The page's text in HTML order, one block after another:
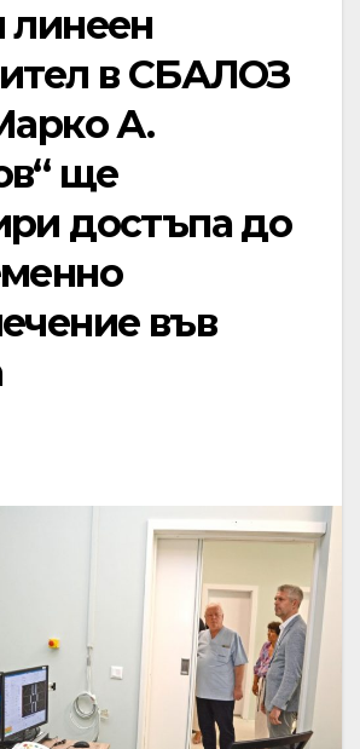
линеен
в СБАЛОЗ
А.
ще
достъпа до
във